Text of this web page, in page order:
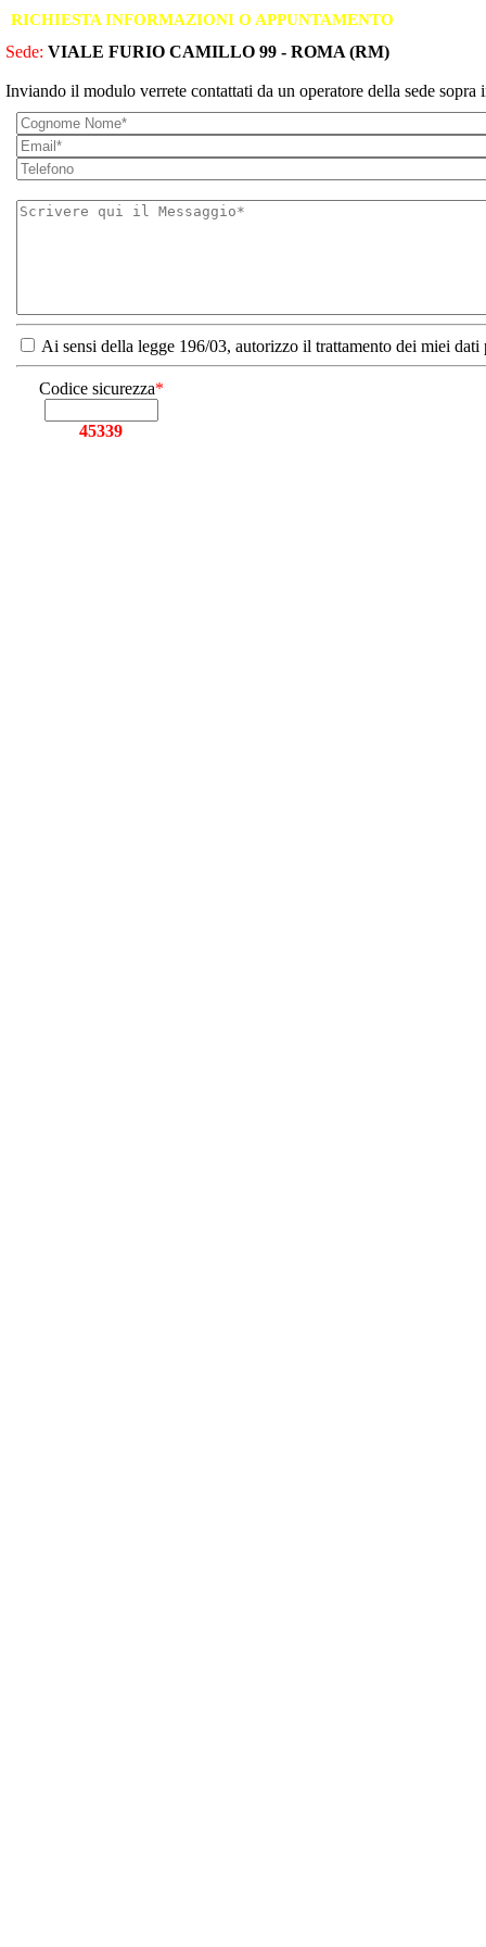
RICHIESTA INFORMAZIONI O APPUNTAMENTO
Sede: VIALE FURIO CAMILLO 99 - ROMA (RM)
Inviando il modulo verrete contattati da un operatore della sede sopra
Ai sensi della legge 196/03, autorizzo il trattamento dei miei
Codice sicurezza*
45339